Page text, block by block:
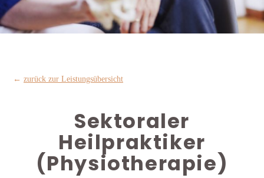
← zurück zur Leistungsübersicht
Sektoraler
Heilpraktiker
(Physiotherapie)